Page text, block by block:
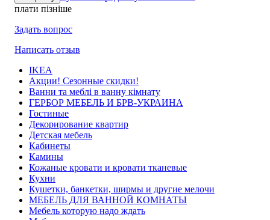
плати пізніше
Задать вопрос
Написать отзыв
IKEA
Акции! Сезонные скидки!
Ванни та меблі в ванну кімнату
ГЕРБОР МЕБЕЛЬ И БРВ-УКРАИНА
Гостиные
Декорирование квартир
Детская мебель
Кабинеты
Камины
Кожаные кровати и кровати тканевые
Кухни
Кушетки, банкетки, ширмы и другие мелочи
МЕБЕЛЬ ДЛЯ ВАННОЙ КОМНАТЫ
Мебель которую надо ждать